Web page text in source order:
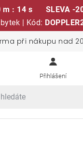
m : 13 s SLEVA -
| Kód:
při nákupu nad